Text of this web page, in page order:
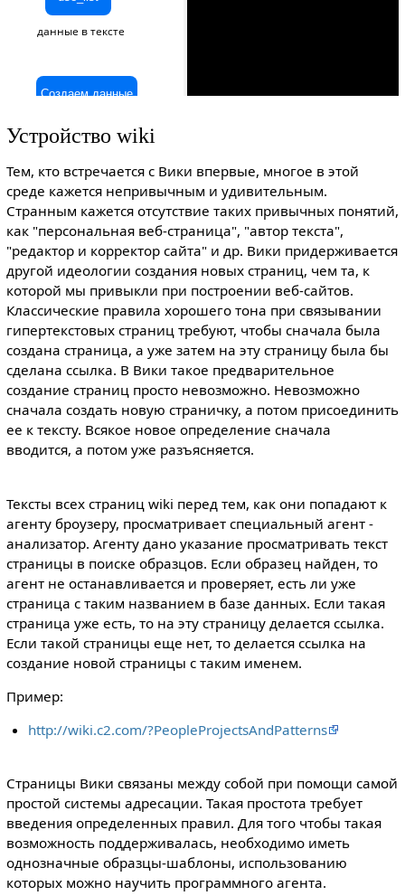
Устройство wiki
Тем, кто встречается с Вики впервые, многое в этой
среде кажется непривычным и удивительным.
Странным кажется отсутствие таких привычных понятий,
как "персональная веб-страница", "автор текста",
"редактор и корректор сайта" и др. Вики придерживается
другой идеологии создания новых страниц, чем та, к
которой мы привыкли при построении веб-сайтов.
Классические правила хорошего тона при связывании
гипертекстовых страниц требуют, чтобы сначала была
создана страница, а уже затем на эту страницу была бы
сделана ссылка. В Вики такое предварительное
создание страниц просто невозможно. Невозможно
сначала создать новую страничку, а потом присоединить
ее к тексту. Всякое новое определение сначала
вводится, а потом уже разъясняется.
Тексты всех страниц wiki перед тем, как они попадают к
агенту броузеру, просматривает специальный агент -
анализатор. Агенту дано указание просматривать текст
страницы в поиске образцов. Если образец найден, то
агент не останавливается и проверяет, есть ли уже
страница с таким названием в базе данных. Если такая
страница уже есть, то на эту страницу делается ссылка.
Если такой страницы еще нет, то делается ссылка на
создание новой страницы с таким именем.
Пример:
http://wiki.c2.com/?PeopleProjectsAndPatterns
Страницы Вики связаны между собой при помощи самой
простой системы адресации. Такая простота требует
введения определенных правил. Для того чтобы такая
возможность поддерживалась, необходимо иметь
однозначные образцы-шаблоны, использованию
которых можно научить программного агента.